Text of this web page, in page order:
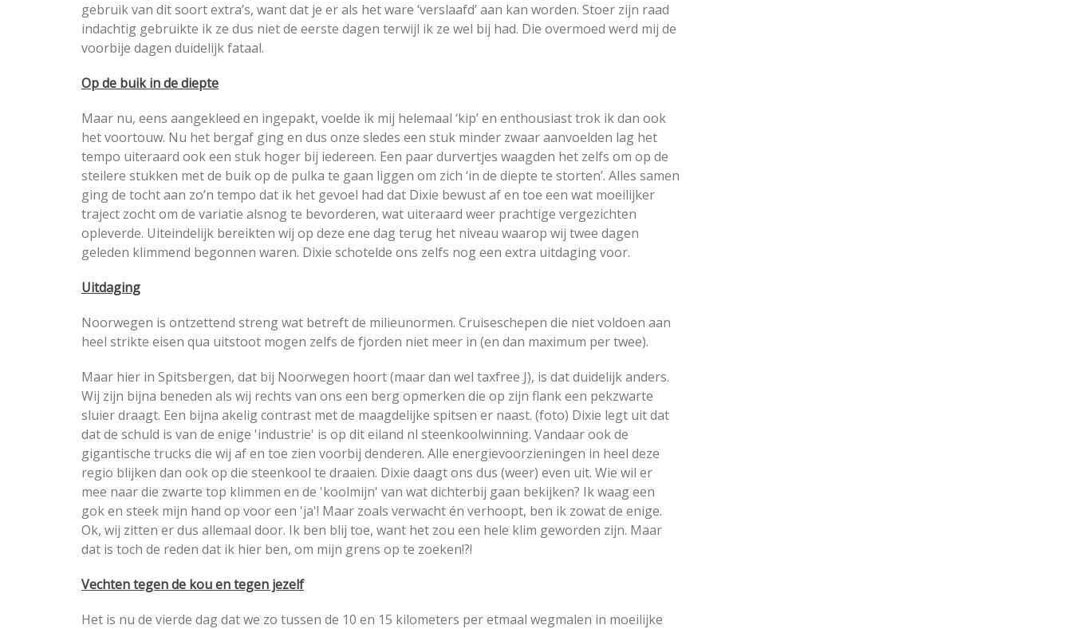
gebruik van dit soort extra’s, want dat je er als het ware ‘verslaafd’ aan kan worden. Stoer zijn raad
indachtig gebruikte ik ze dus niet de eerste dagen terwijl ik ze wel bij had. Die overmoed werd mij de
voorbije dagen duidelijk fataal.
Op de buik in de diepte
Maar nu, eens aangekleed en ingepakt, voelde ik mij helemaal ‘kip’ en enthousiast trok ik dan ook
het voortouw. Nu het bergaf ging en dus onze sledes een stuk minder zwaar aanvoelden lag het
tempo uiteraard ook een stuk hoger bij iedereen. Een paar durvertjes waagden het zelfs om op de
steilere stukken met de buik op de pulka te gaan liggen om zich ‘in de diepte te storten’. Alles samen
ging de tocht aan zo’n tempo dat ik het gevoel had dat Dixie bewust af en toe een wat moeilijker
traject zocht om de variatie alsnog te bevorderen, wat uiteraard weer prachtige vergezichten
opleverde. Uiteindelijk bereikten wij op deze ene dag terug het niveau waarop wij twee dagen
geleden klimmend begonnen waren. Dixie schotelde ons zelfs nog een extra uitdaging voor.
Uitdaging
Noorwegen is ontzettend streng wat betreft de milieunormen. Cruiseschepen die niet voldoen aan
heel strikte eisen qua uitstoot mogen zelfs de fjorden niet meer in (en dan maximum per twee).
Maar hier in Spitsbergen, dat bij Noorwegen hoort (maar dan wel taxfree J), is dat duidelijk anders.
Wij zijn bijna beneden als wij rechts van ons een berg opmerken die op zijn flank een pekzwarte
sluier draagt. Een bijna akelig contrast met de maagdelijke spitsen er naast. (foto) Dixie legt uit dat
dat de schuld is van de enige 'industrie' is op dit eiland nl steenkoolwinning. Vandaar ook de
gigantische trucks die wij af en toe zien voorbij denderen. Alle energievoorzieningen in heel deze
regio blijken dan ook op die steenkool te draaien. Dixie daagt ons dus (weer) even uit. Wie wil er
mee naar die zwarte top klimmen en de 'koolmijn' van wat dichterbij gaan bekijken? Ik waag een
gok en steek mijn hand op voor een 'ja'! Maar zoals verwacht én verhoopt, ben ik zowat de enige.
Ok, wij zitten er dus allemaal door. Ik ben blij toe, want het zou een hele klim geworden zijn. Maar
dat is toch de reden dat ik hier ben, om mijn grens op te zoeken!?!
Vechten tegen de kou en tegen jezelf
Het is nu de vierde dag dat we zo tussen de 10 en 15 kilometers per etmaal wegmalen in moeilijke